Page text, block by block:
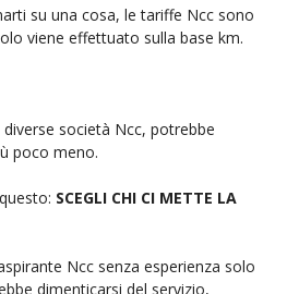
su una cosa, le tariffe Ncc sono
viene effettuato sulla base km.
società Ncc, potrebbe
poco meno.
SCEGLI CHI CI METTE LA
Ncc senza esperienza solo
dimenticarsi del servizio,